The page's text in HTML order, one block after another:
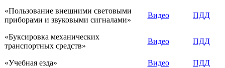
«Пользование внешними световыми
приборами и звуковыми сигналами»
Видео ПДД
«Буксировка механических
транспортных средств»
Видео ПДД
«Учебная езда» Видео
ПДД